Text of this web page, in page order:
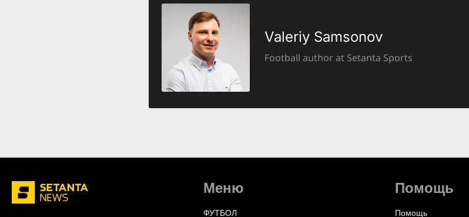
Valeriy Samsonov
Football author at Setanta Sports
Меню
ФУТБОЛ
Помощь
Помощь